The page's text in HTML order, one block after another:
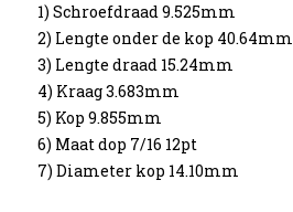
1) Schroefdraad 9.525mm
2) Lengte onder de kop 40.64mm
3) Lengte draad 15.24mm
4) Kraag 3.683mm
5) Kop 9.855mm
6) Maat dop 7/16 12pt
7) Diameter kop 14.10mm